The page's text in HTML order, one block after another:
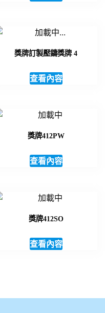
獎牌訂製壓鑄獎牌 4
查看內容
獎牌412PW
查看內容
獎牌412SO
查看內容